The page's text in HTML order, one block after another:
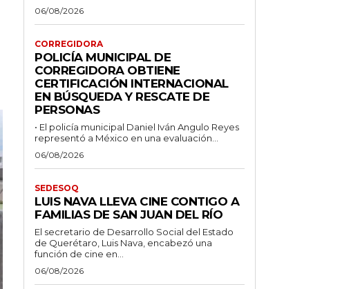
06/08/2026
CORREGIDORA
POLICÍA MUNICIPAL DE
CORREGIDORA OBTIENE
CERTIFICACIÓN INTERNACIONAL
EN BÚSQUEDA Y RESCATE DE
PERSONAS
• El policía municipal Daniel Iván Angulo Reyes
representó a México en una evaluación...
06/08/2026
SEDESOQ
LUIS NAVA LLEVA CINE CONTIGO A
FAMILIAS DE SAN JUAN DEL RÍO
El secretario de Desarrollo Social del Estado
de Querétaro, Luis Nava, encabezó una
función de cine en...
06/08/2026